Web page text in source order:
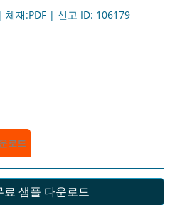
체재:PDF | 신고 ID: 106179
로드
료 샘플 다운로드